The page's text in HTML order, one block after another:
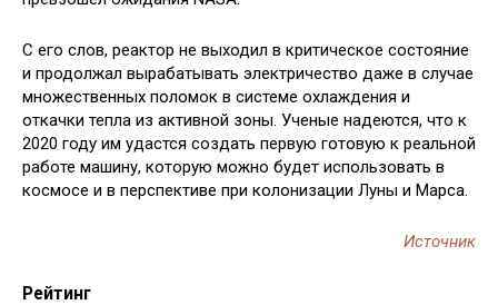
С его слов, реактор не выходил в критическое состояние
и продолжал вырабатывать электричество даже в случае
множественных поломок в системе охлаждения и
откачки тепла из активной зоны. Ученые надеются, что к
2020 году им удастся создать первую готовую к реальной
работе машину, которую можно будет использовать в
космосе и в перспективе при колонизации Луны и Марса.
Источник
Рейтинг